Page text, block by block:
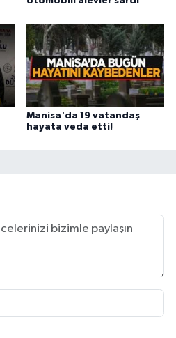
Manisa'da 19 vatandaş
hayata veda etti!